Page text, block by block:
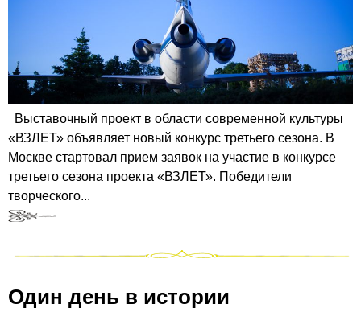
Выставочный проект в области современной культуры
«ВЗЛЕТ» объявляет новый конкурс третьего сезона. В
Москве стартовал прием заявок на участие в конкурсе
третьего сезона проекта «ВЗЛЕТ». Победители
творческого...
Один день в истории